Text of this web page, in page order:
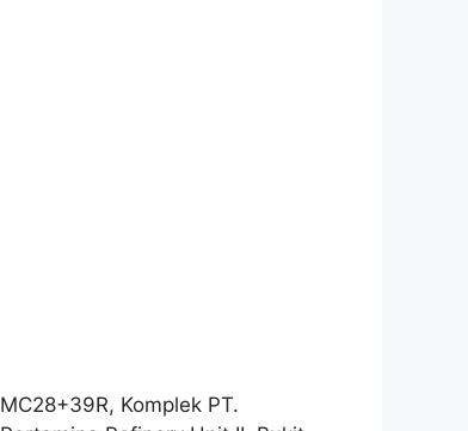
MC28+39R, Komplek PT.